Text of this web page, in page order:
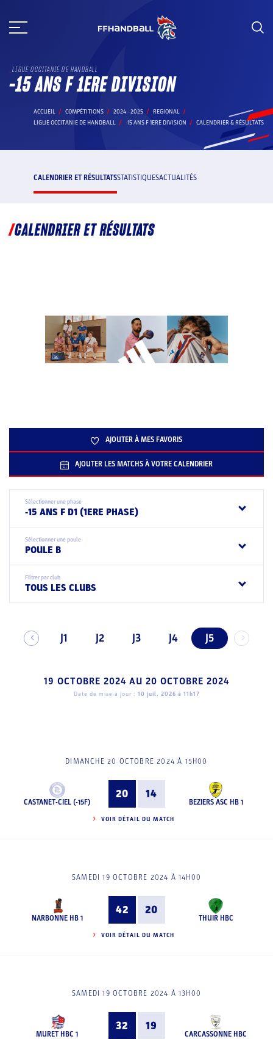
au
LIGUE OCCITANIE DE HANDBALL
-15 ANS F 1ERE DIVISION
ACCUEIL COMPÉTITIONS 2024 - 2025
REGIONAL
LIGUE OCCITANIE DE HANDBALL
-15 ANS F 1ERE DIVISION CALENDRIER & RÉSULTATS
CALENDRIER ET RÉSULTATSSTATISTIQUESACTUALITÉS
CALENDRIER ET RÉSULTATS
AJOUTER À MES FAVORIS
AJOUTER LES MATCHS À VOTRE CALENDRIER
Sélectionner une phase
-15 ANS F D1 (1ERE PHASE)
Sélectionner une poule
POULE B
Filtrer par club
TOUS LES CLUBS
J1 J2 J3 J4 J5
19 OCTOBRE 2024 AU 20 OCTOBRE 2024
Date de mise à jour : 10 juil. 2026 à 11h17
DIMANCHE 20 OCTOBRE 2024 À 15H00
CASTANET-CIEL (-15F)
20 14
BEZIERS ASC HB 1
VOIR DÉTAIL DU MATCH
SAMEDI 19 OCTOBRE 2024 À 14H00
NARBONNE HB 1
42 20
THUIR HBC
VOIR DÉTAIL DU MATCH
SAMEDI 19 OCTOBRE 2024 À 13H00
MURET HBC 1
32 19
CARCASSONNE HBC